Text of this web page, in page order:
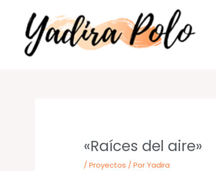
contenido
«Raíces del aire»
/Proyectos / PorYadira